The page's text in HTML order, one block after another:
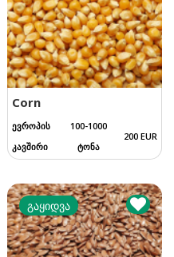
Corn
ევროპის
კავშირი
100-1000
ტონა
200 EUR
გაყიდვა